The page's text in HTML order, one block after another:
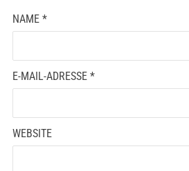
NAME *
E-MAIL-ADRESSE *
WEBSITE